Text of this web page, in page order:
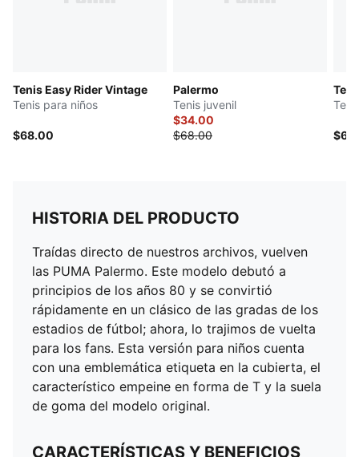
Tenis Easy Rider Vintage
Tenis para niños
$68.00
Palermo
Tenis juvenil
$34.00
$68.00
HISTORIA DEL PRODUCTO
Traídas directo de nuestros archivos, vuelven
las PUMA Palermo. Este modelo debutó a
principios de los años 80 y se convirtió
rápidamente en un clásico de las gradas de los
estadios de fútbol; ahora, lo trajimos de vuelta
para los fans. Esta versión para niños cuenta
con una emblemática etiqueta en la cubierta, el
característico empeine en forma de T y la suela
de goma del modelo original.
CARACTERÍSTICAS Y BENEFICIOS